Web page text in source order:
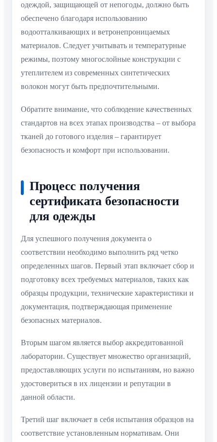
одеждой, защищающей от непогоды, должно быть
обеспечено благодаря использованию
водоотталкивающих и ветронепроницаемых
материалов. Следует учитывать и температурные
режимы, поэтому многослойные конструкции с
утеплителем из современных синтетических
волокон могут быть предпочтительными.
Обратите внимание, что соблюдение качественных
стандартов на всех этапах производства – от выбора
тканей до готового изделия – гарантирует
безопасность и комфорт при использовании.
Процесс получения
сертификата безопасности
для одежды
Для успешного получения документа о
соответствии необходимо выполнить ряд четко
определенных шагов. Первый этап включает сбор и
подготовку всех требуемых материалов, таких как
образцы продукции, технические характеристики и
документация, подтверждающая применение
безопасных материалов.
Вторым шагом является выбор аккредитованной
лаборатории. Существует множество организаций,
предоставляющих услуги по испытаниям, но важно
удостовериться в их лицензии и репутации в
данной области.
Третий шаг включает в себя испытания образцов на
соответствие установленным нормативам. Они